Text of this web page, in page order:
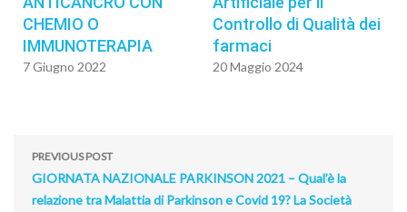
CHEMIO O
IMMUNOTERAPIA
7 Giugno 2022
Controllo di Qualità dei
farmaci
20 Maggio 2024
PREVIOUS POST
GIORNATA NAZIONALE PARKINSON 2021 – Qual’è la
relazione tra Malattia di Parkinson e Covid 19? La Società